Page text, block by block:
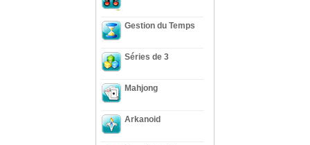
Gestion du Temps
Séries de 3
Mahjong
Arkanoid